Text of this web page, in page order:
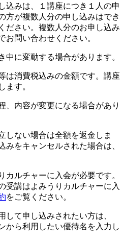
込みは、１講座につき１人の申
方が複数人分の申し込みはでき
ださい。複数人分のお申し込み
お問い合わせください。
に変動する場合があります。
は消費税込みの金額です。講座
ます。
内容が変更になる場合があり
しない場合は全額を返金しま
みをキャンセルされた場合は、
ルチャーに入会が必要です。
受講はよみうりカルチャーに入
をご覧ください。
て申し込みされたい方は、
から利用したい優待名を入力し